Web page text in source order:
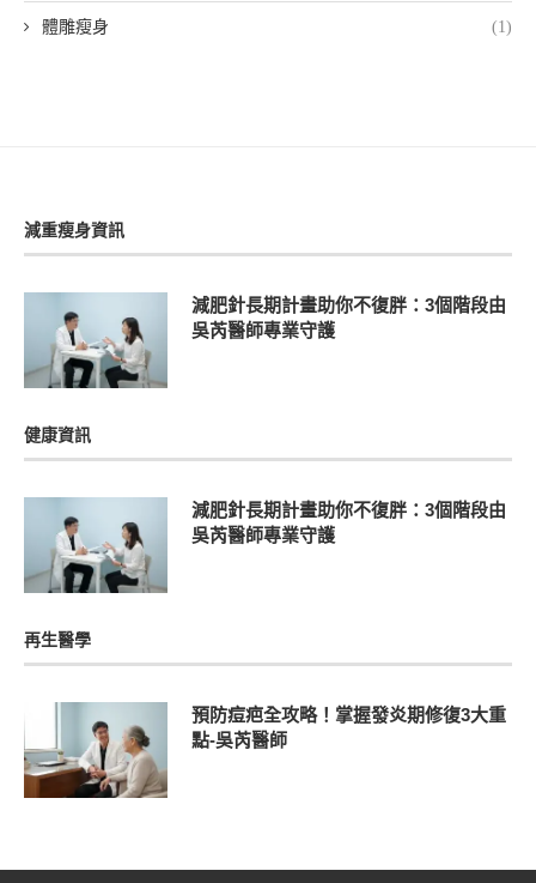
體雕瘦身 (1)
減重瘦身資訊
減肥針長期計畫助你不復胖：3個階段由
吳芮醫師專業守護
健康資訊
減肥針長期計畫助你不復胖：3個階段由
吳芮醫師專業守護
再生醫學
預防痘疤全攻略！掌握發炎期修復3大重
點-吳芮醫師